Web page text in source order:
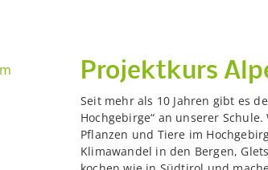
Projektkurs
Seit mehr als 10 Jahren gibt es
Hochgebirge“ an unserer
Pflanzen und Tiere im
Klimawandel in den Bergen,